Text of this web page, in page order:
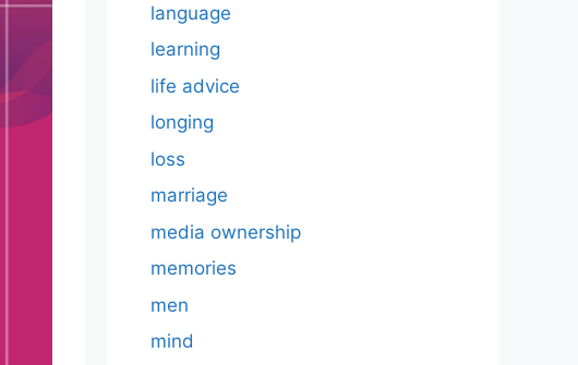
language
learning
life advice
longing
loss
marriage
media ownership
memories
men
mind